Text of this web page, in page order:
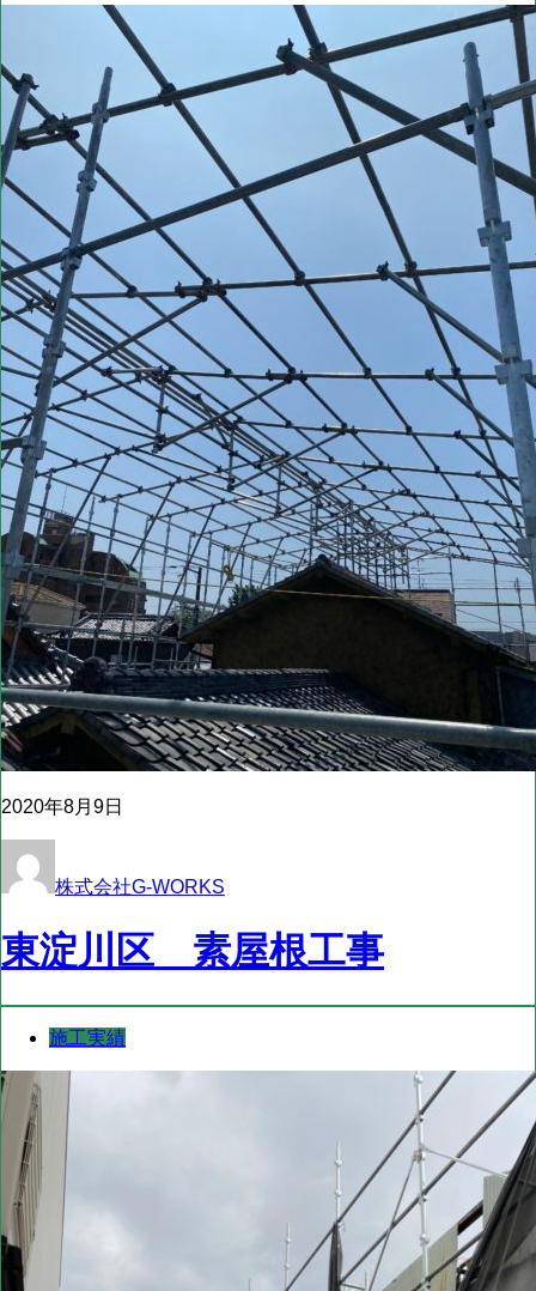
2020年8月9日
株式会社G-WORKS
東淀川区 素屋根工事
施工実績